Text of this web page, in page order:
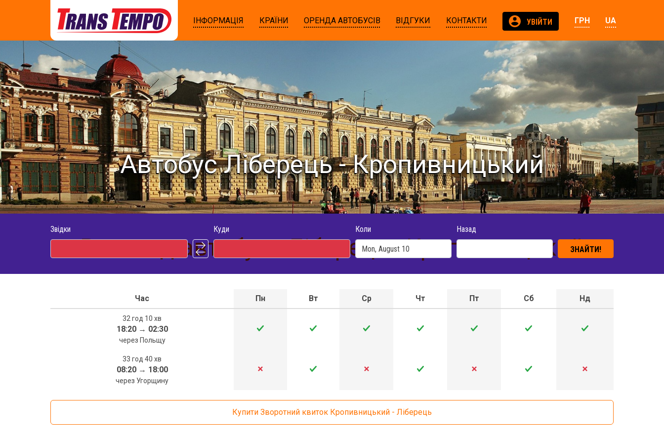
ІНФОРМАЦІЯ КРАЇНИ ОРЕНДА АВТОБУСІВ ВІДГУКИ КОНТАКТИ УВІЙТИ ГРН UA
Автобус Ліберець - Кропивницький
Звідки Куди Коли Назад
ЗНАЙТИ!
Розклад автобуса Ліберець - Кропивницький
Час Пн Вт Ср Чт Пт Сб Нд
32 год 10 хв
18:20→ 02:30
через Польщу
33 год 40 хв
08:20→ 18:00
через Угорщину
Купити Зворотний квиток Кропивницький - Ліберець